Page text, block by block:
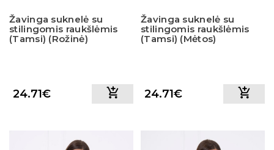
Žavinga suknelė su
stilingomis raukšlėmis
(Tamsi) (Rožinė)
24.71€
Žavinga suknelė su
stilingomis raukšlėmis
(Tamsi) (Mėtos)
24.71€